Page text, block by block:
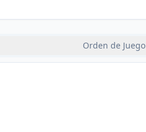
Orden de Juego